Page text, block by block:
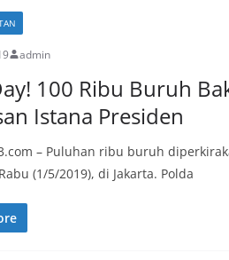
admin
100 Ribu Buruh
Istana Presiden
– Puluhan ribu buruh
(1/5/2019), di Jakarta. Polda